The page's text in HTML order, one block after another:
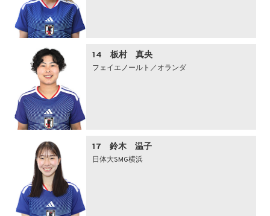
14 板村 真央
フェイエノールト／オランダ
17 鈴木 温子
日体大SMG横浜